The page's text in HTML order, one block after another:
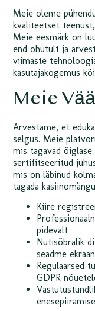
Meie oleme
kvaliteetset
Meie eesmärk on
end ohutult ja
viimaste
kasutajakogemus
Meie
Arvestame, et
selgus. Meie
mis tagavad õiglase
sertifitseeritud
mis on läbinud
tagada
Kiire
pidevalt
Nutisõbralik
seadme
Regulaarsed
GDPR